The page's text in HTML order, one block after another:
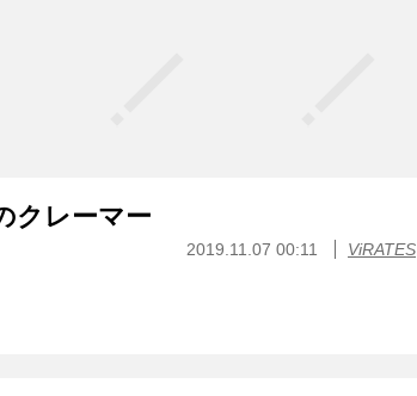
クレーマー
2019.11.07 00:11 ViRATES